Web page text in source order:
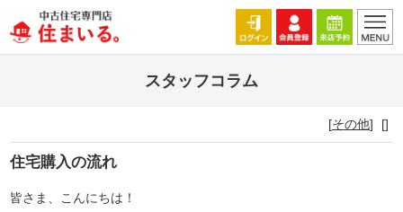
スタッフコラム
[その他] []
住宅購入の流れ
皆さま、こんにちは！